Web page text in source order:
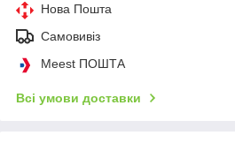
Нова Пошта
Самовивіз
Meest ПОШТА
Всі умови доставки